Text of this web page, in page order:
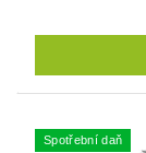
Spotřební daň